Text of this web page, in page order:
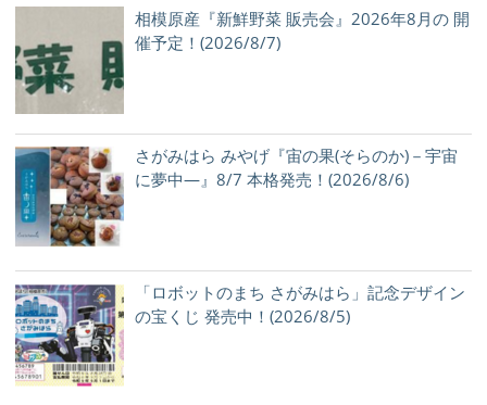
相模原産『新鮮野菜 販売会』2026年8月の 開
催予定！(2026/8/7)
さがみはら みやげ『宙の果(そらのか)－宇宙
に夢中―』8/7 本格発売！(2026/8/6)
「ロボットのまち さがみはら」記念デザイン
の宝くじ 発売中！(2026/8/5)